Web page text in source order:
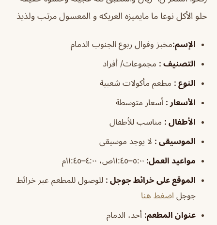
حلو الأكل نوعا ما مايميزه العريكه و المعسول مرتب ولذيذ
الإسم:مخبز وفوال ربوع الجنوب الدمام
التصنيف : مجموعات/ أفراد
النوع : مطعم مأكولات شعبية
الأسعار : أسعار متوسطة
الأطفال : مناسب للأطفال
الموسيقى : لا يوجد موسيقى
مواعيد العمل: ٥:٠٠–١١:٤٥ص، ٤:٠٠–١١:٤٥م
الموقع على خرائط جوجل : للوصول للمطعم عبر خرائط
جوجل اضغط هنا
عنوان المطعم: أحد، الدمام